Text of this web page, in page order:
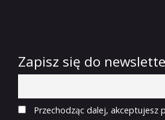
Zapisz się do
Przechodząc dalej, akceptujesz